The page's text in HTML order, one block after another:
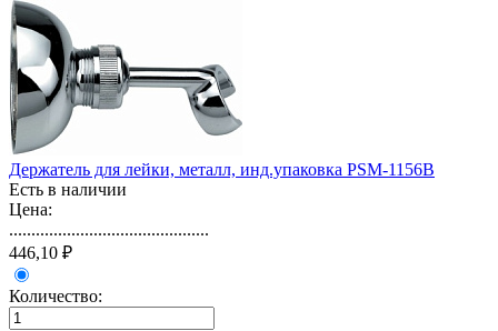
Держатель для лейки, металл, инд.упаковка PSM-1156B
Есть в наличии
Цена:
.............................................
446,10 ₽
Количество: